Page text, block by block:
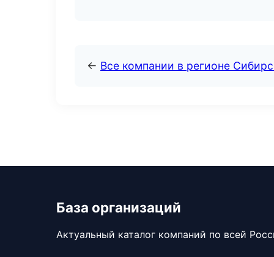
← Все компании в регионе
База организаций
Актуальный каталог компаний по всей